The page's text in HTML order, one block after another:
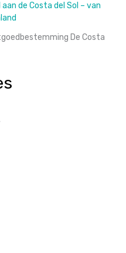
Spanje
Uw
de Costa del Sol – van
De Costa